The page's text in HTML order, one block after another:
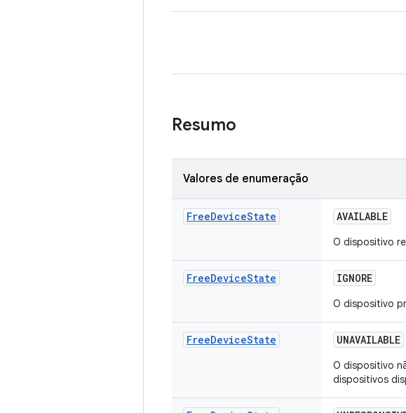
Resumo
Valores de enumeração
FreeDeviceState AVAILABLE
O dispositivo
FreeDeviceState IGNORE
O dispositivo
FreeDeviceState UNAVAILABLE
O dispositivo
dispositivos